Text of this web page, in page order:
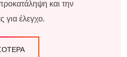
και την
για έλεγχο.